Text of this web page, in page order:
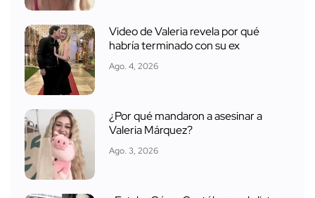
Video de Valeria revela por qué
habría terminado con su ex
Ago. 4, 2026
¿Por qué mandaron a asesinar a
Valeria Márquez?
Ago. 3, 2026